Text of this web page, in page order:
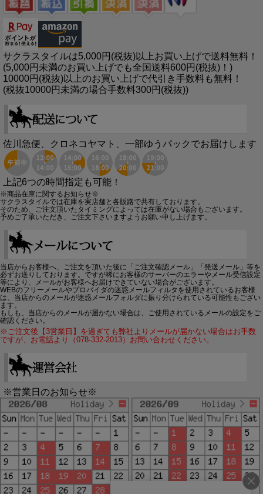
サクラスタイルは5,000円(税抜)以上お買い上げで送料無料！
(5,000円未満のお買い上げでも全国送料600円(税抜)！)
10000円(税抜)以上のお買い上げで代引き手数料も無料！
(税抜10000円未満の場合手数料300円(税抜))
佐川急便、クロネコヤマト、一部ゆうパックでお届けします
上記6つの時間指定も可能！
※商品在庫に関するお知らせ※
サクラスタイルでは在庫を実店舗と各販路で共有しております。
そのため、ご注文頂いたタイミングによっては在庫がない場合もございます。
予めご了承いただき、ご注文下さいますようお願い申し上げます。
当店からお客様へ、ご注文を頂いた後に「ご注文確認メール」「発送メール」等を
必ずお送りしております。ですが稀にお客様のサーバーのエラーやメール受信設定
等により、メールがお客様へお届けできていない場合がございます。
WEBのフリーメールやプロバイダの迷惑メールフィルタを使用されているお客様
は、当店からのメールが迷惑メールフォルダに振り分けられている可能性もござい
ます。
もしも、当店からのメールが届かない場合は、ご使用されているメールの設定をご
確認ください。
※ご注文後【3営業日】を過ぎても弊社よりメールが届かない場合はお手数
ですが、お電話より（078-332-2013）お問い合わせください。
※営業日のお知らせ※